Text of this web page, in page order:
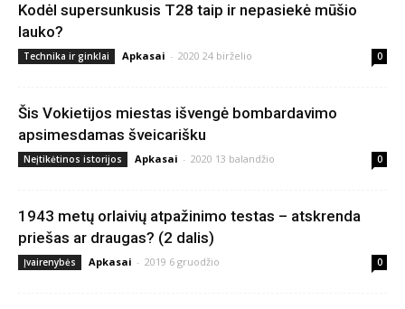
Kodėl supersunkusis T28 taip ir nepasiekė mūšio
lauko?
Technika ir ginklai Apkasai - 2020 24 birželio 0
Šis Vokietijos miestas išvengė bombardavimo
apsimesdamas šveicarišku
Neįtikėtinos istorijos Apkasai - 2020 13 balandžio 0
1943 metų orlaivių atpažinimo testas – atskrenda
priešas ar draugas? (2 dalis)
Įvairenybės Apkasai - 2019 6 gruodžio 0